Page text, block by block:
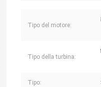
Tipo del motore:
Tipo della turbina:
Tipo: